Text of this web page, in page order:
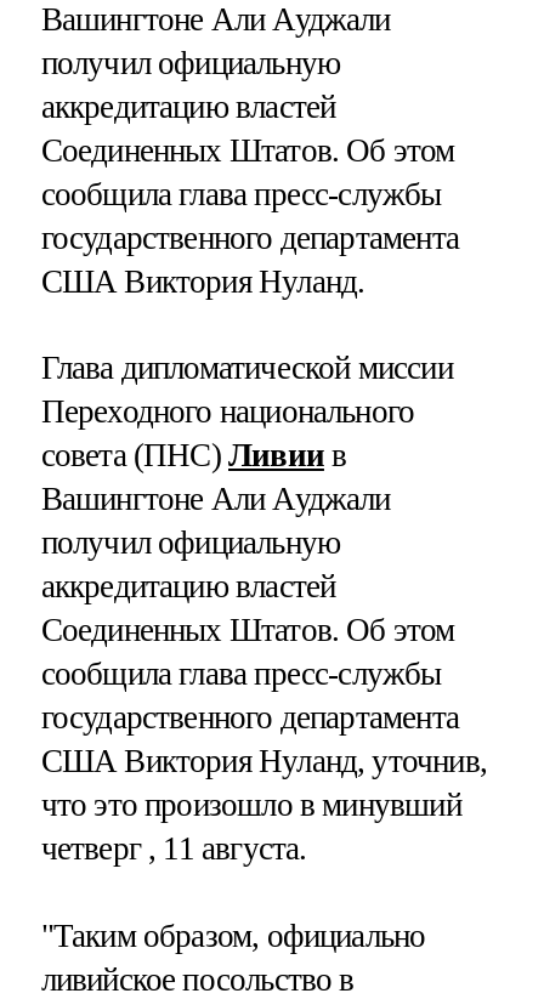
Вашингтоне Али Ауджали
получил официальную
аккредитацию властей
Соединенных Штатов. Об этом
сообщила глава пресс-службы
государственного департамента
США Виктория Нуланд.
Глава дипломатической миссии
Переходного национального
совета (ПНС) Ливиив
Вашингтоне Али Ауджали
получил официальную
аккредитацию властей
Соединенных Штатов. Об этом
сообщила глава пресс-службы
государственного департамента
США Виктория Нуланд, уточнив,
что это произошло в минувший
четверг , 11 августа.
"Таким образом, официально
ливийское посольство в